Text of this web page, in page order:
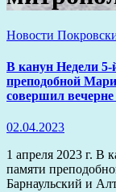
Новости
В канун Недели 5-
преподобной
совершил
02.04.2023
1 апреля 2023 г. В
памяти
Барнаульский и